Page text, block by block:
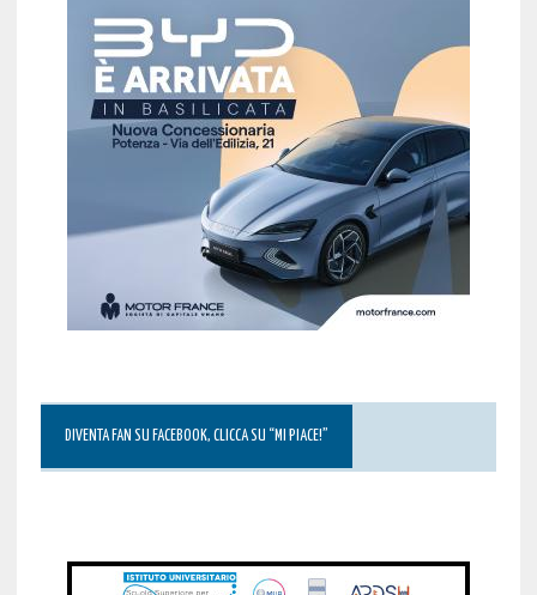
DIVENTA FAN SU FACEBOOK, CLICCA SU “MI PIACE!”